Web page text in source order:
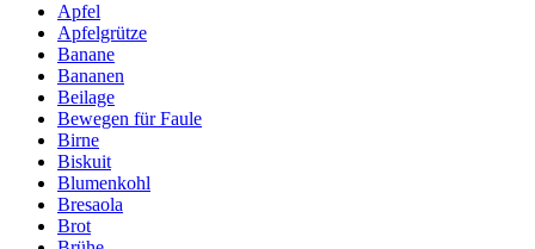
Apfel
Apfelgrütze
Banane
Bananen
Beilage
Bewegen für Faule
Birne
Biskuit
Blumenkohl
Bresaola
Brot